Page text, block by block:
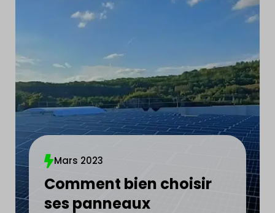
Mars 2023
Comment bien choisir
ses panneaux